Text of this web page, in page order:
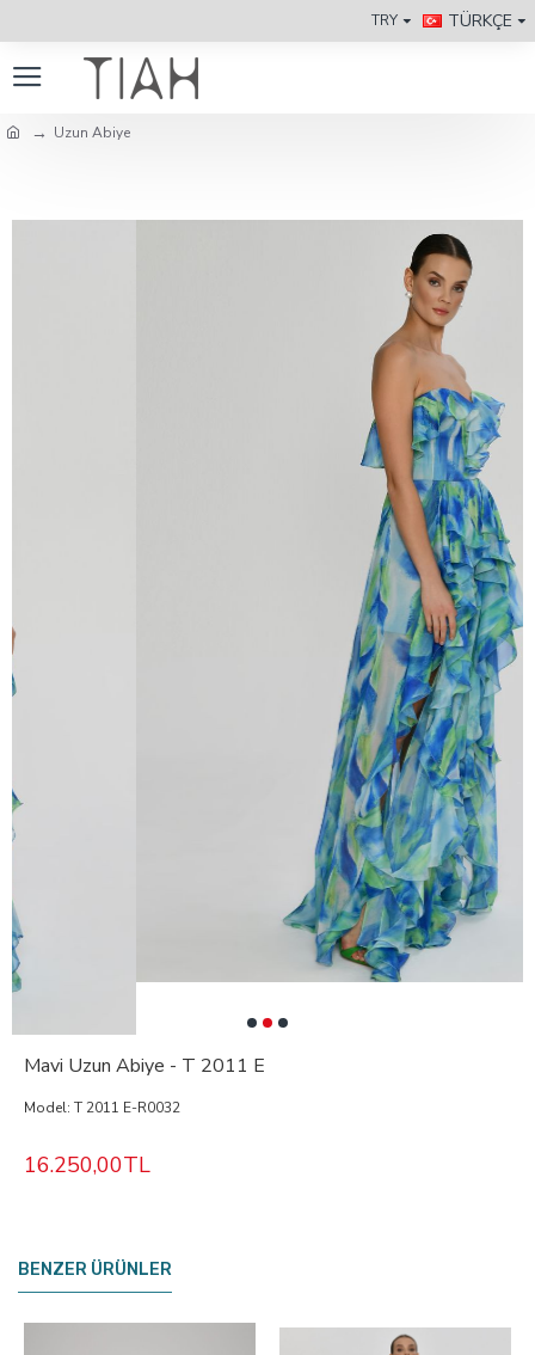
TRY TÜRKÇE
Uzun Abiye
Mavi Uzun Abiye - T 2011 E
16.250,00TL
Model: T 2011 E-R0032
BENZER ÜRÜNLER